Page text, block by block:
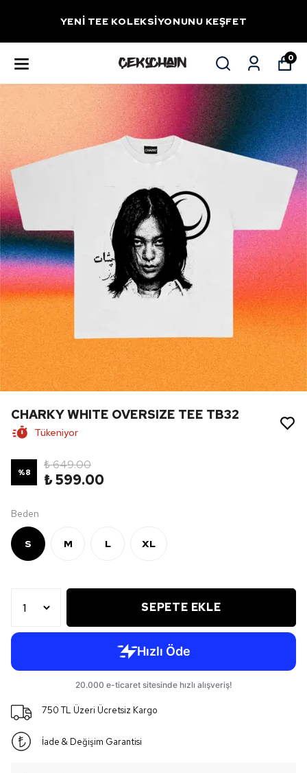
YENİ TEE KOLEKSİYONUNU KEŞFET
0
CHARKY WHITE OVERSIZE TEE TB32
Tükeniyor
%8
₺ 649.00
₺ 599.00
Beden
S M L XL
SEPETE EKLE
750 TL Üzeri Ücretsiz Kargo
İade & Değişim Garantisi